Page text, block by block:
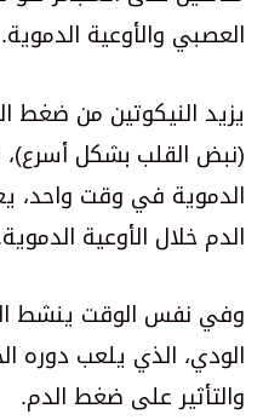
العصبي والأوعية الدموية.
يزيد النيكوتين من ضغط
(نبض القلب بشكل أسرع)،
الدموية في وقت
الدم خلال الأوعية
وفي نفس الوقت ينشط
الودي، الذي يلعب دوره
والتأثير على ضغط الدم.